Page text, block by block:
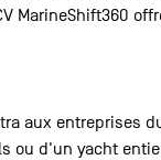
MarineShift360
aux
ou d'un yacht